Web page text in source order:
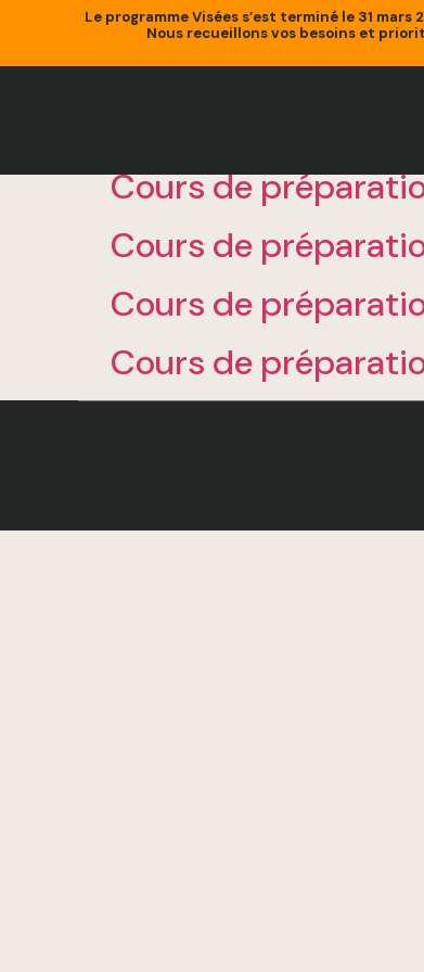
Le programme Visées s’est terminé le 31
Nous recueillons vos besoins et
Cours de
Cours de
Cours de
Cours de